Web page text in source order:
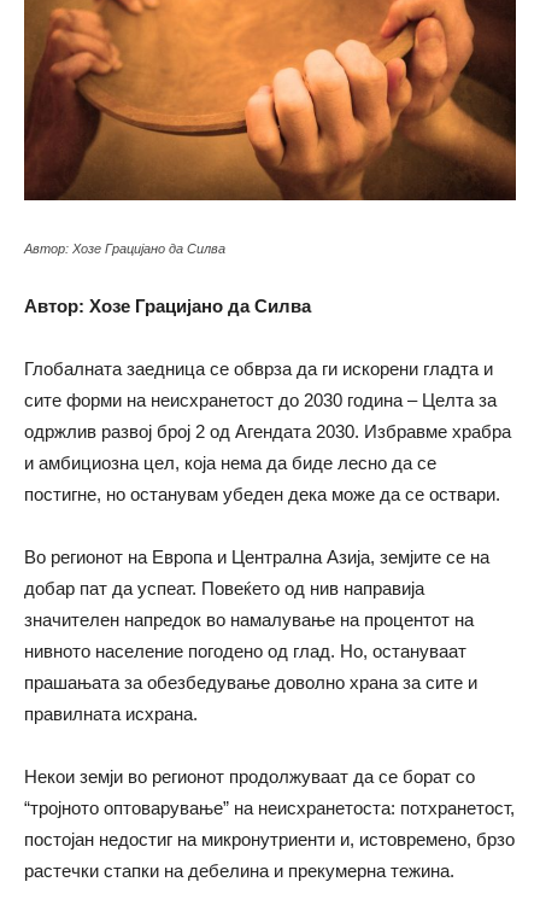
Автор: Хозе Грацијано да Силва
Автор: Хозе Грацијано да Силва
Глобалната заедница се обврза да ги искорени гладта и
сите форми на неисхранетост до 2030 година – Целта за
одржлив развој број 2 од Агендата 2030. Избравме храбра
и амбициозна цел, која нема да биде лесно да се
постигне, но останувам убеден дека може да се оствари.
Во регионот на Европа и Централна Азија, земјите се на
добар пат да успеат. Повеќето од нив направија
значителен напредок во намалување на процентот на
нивното население погодено од глад. Но, остануваат
прашањата за обезбедување доволно храна за сите и
правилната исхрана.
Некои земји во регионот продолжуваат да се борат со
“тројното оптоварување” на неисхранетоста: потхранетост,
постојан недостиг на микронутриенти и, истовремено, брзо
растечки стапки на дебелина и прекумерна тежина.